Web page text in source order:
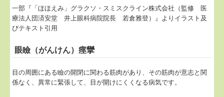
一部『「ほほえみ」グラクソ・スミスクライン株式会社（監修 医
療法人団済安堂 井上眼科病院院長 若倉雅登）』よりイラスト及
びテキスト引用
眼瞼（がんけん）痙攣
目の周囲にある瞼の開閉に関わる筋肉があり、その筋肉が意志と関
係なく、異常に緊張して、目が開けにくくなる病気です。